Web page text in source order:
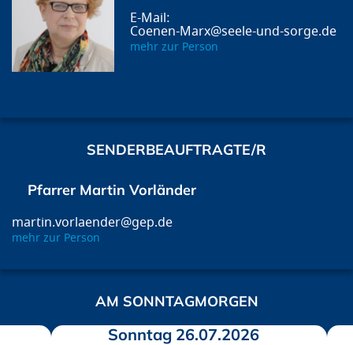
Coenen-Marx@seele-und-sorge.de
mehr zur Person
SENDERBEAUFTRAGTE/R
Pfarrer Martin Vorländer
martin.vorlaender@gep.de
mehr zur Person
AM SONNTAGMORGEN
Sonntag 26.07.2026